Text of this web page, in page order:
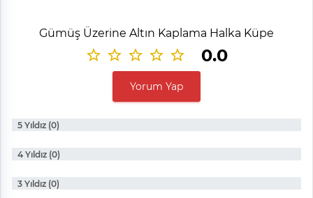
Gümüş Üzerine Altın Kaplama Halka Küpe
0.0
Yorum Yap
5 Yıldız (0)
4 Yıldız (0)
3 Yıldız (0)